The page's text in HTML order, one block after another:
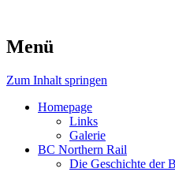
Menü
Zum Inhalt springen
Homepage
Links
Galerie
BC Northern Rail
Die Geschichte der